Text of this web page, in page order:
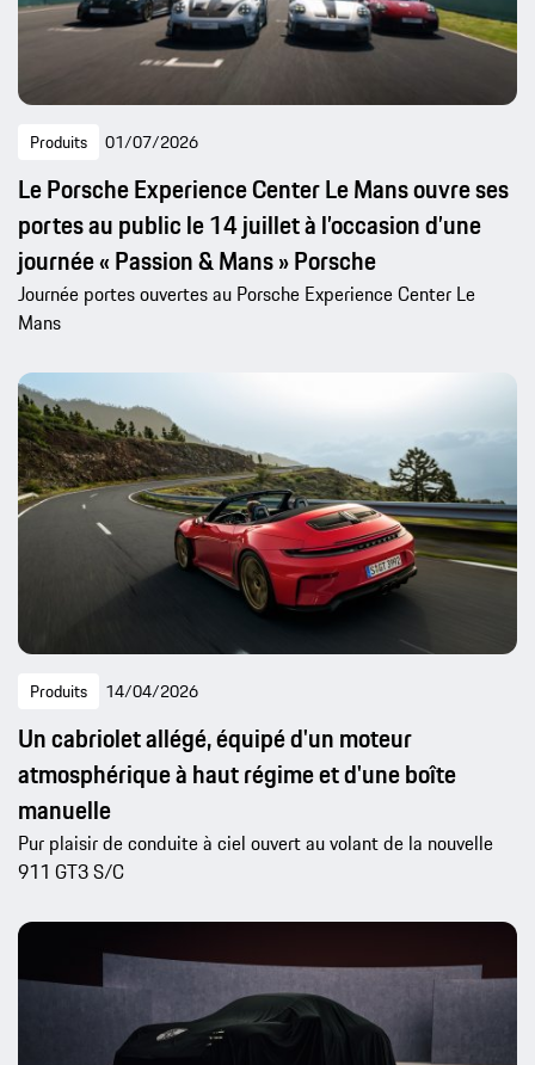
Produits 01/07/2026
Le Porsche Experience Center Le Mans ouvre ses
portes au public le 14 juillet à l’occasion d’une
journée « Passion & Mans » Porsche
Journée portes ouvertes au Porsche Experience Center Le
Mans
Produits 14/04/2026
Un cabriolet allégé, équipé d'un moteur
atmosphérique à haut régime et d'une boîte
manuelle
Pur plaisir de conduite à ciel ouvert au volant de la nouvelle
911 GT3 S/C